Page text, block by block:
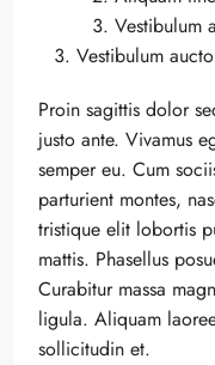
Vestibulum
Vestibulum
Proin sagittis dolor
justo ante. Vivamus
semper eu. Cum
parturient montes,
tristique elit lobortis
mattis. Phasellus
Curabitur massa
ligula. Aliquam
sollicitudin et.